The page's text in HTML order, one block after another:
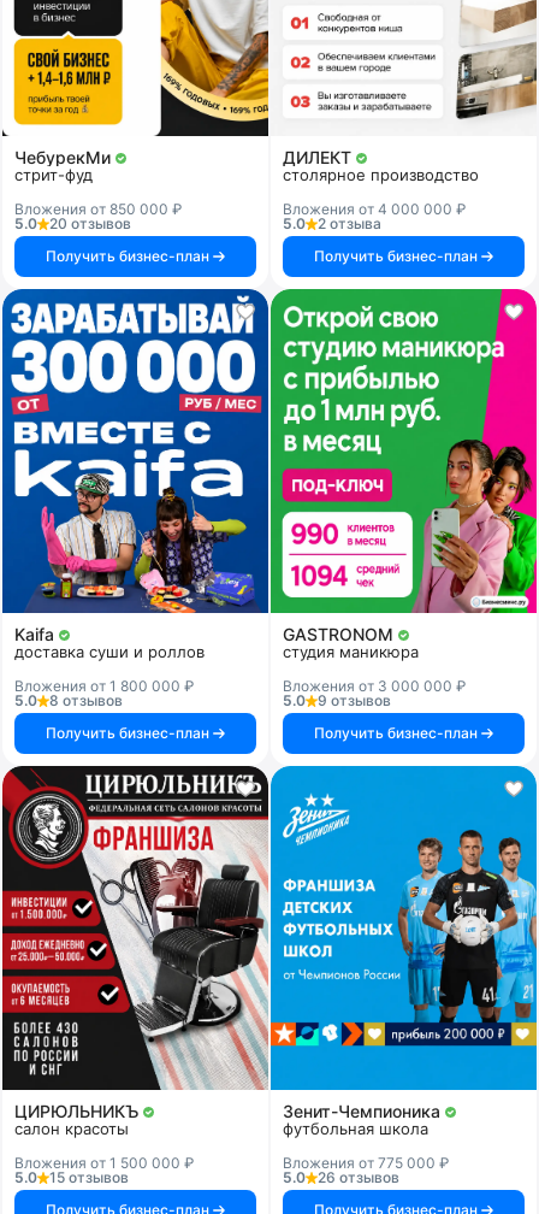
ЧебурекМи
стрит-фуд
Вложения от 850 000 ₽
5.0
20 отзывов
Получить бизнес-план
ДИЛЕКТ
столярное производство
Вложения от 4 000 000 ₽
5.0
2 отзыва
Получить бизнес-план
Kaifa
доставка суши и роллов
Вложения от 1 800 000 ₽
5.0
8 отзывов
Получить бизнес-план
GASTRONOM
студия маникюра
Вложения от 3 000 000 ₽
5.0
9 отзывов
Получить бизнес-план
ЦИРЮЛЬНИКЪ
салон красоты
Вложения от 1 500 000 ₽
5.0
15 отзывов
Получить бизнес-план
Зенит-Чемпионика
футбольная школа
Вложения от 775 000 ₽
5.0
26 отзывов
Получить бизнес-план